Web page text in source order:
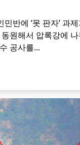
민반에 ‘못 판자’ 과
원해서 압록강에
공사를...